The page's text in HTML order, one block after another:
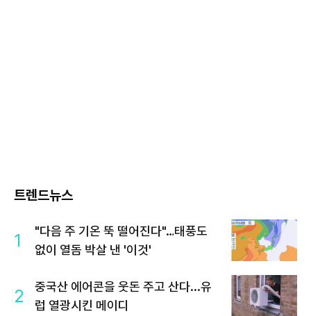
트렌드뉴스
1
"다음 주 기온 뚝 떨어진다"…태풍도
없이 열돔 박살 낸 '이것'
2
중국산 에어콘을 웃돈 주고 산다...유
럽 열광시킨 메이디